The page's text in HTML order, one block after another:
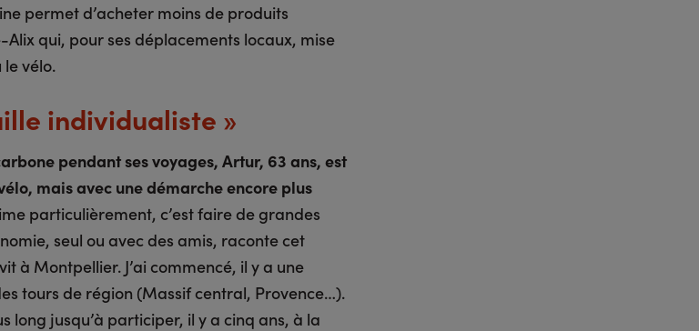
permet d’acheter moins de produits
qui, pour ses déplacements locaux, mise
le vélo.
individualiste »
pendant ses voyages, Artur, 63 ans, est
mais avec une démarche encore plus
particulièrement, c’est faire de grandes
seul ou avec des amis, raconte cet
à Montpellier. J’ai commencé, il y a une
tours de région (Massif central, Provence…).
long jusqu’à participer, il y a cinq ans, à la